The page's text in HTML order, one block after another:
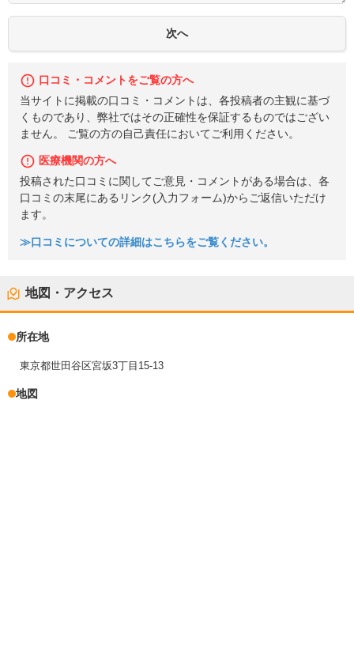
口コミ・コメントをご覧の方へ
当サイトに掲載の口コミ・コメントは、各投稿者の主観に基づ
くものであり、弊社ではその正確性を保証するものではござい
ません。 ご覧の方の自己責任においてご利用ください。
医療機関の方へ
投稿された口コミに関してご意見・コメントがある場合は、各
口コミの末尾にあるリンク(入力フォーム)からご返信いただけ
ます。
≫口コミについての詳細はこちらをご覧ください。
地図・アクセス
所在地
東京都世田谷区宮坂3丁目15-13
地図